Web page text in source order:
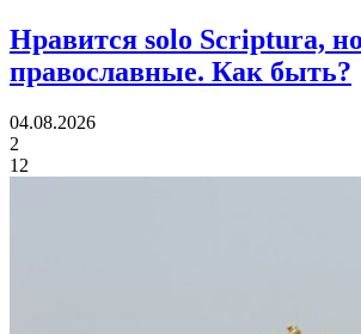
Нравится solo Scriptura,
православные. Как быть?
04.08.2026
2
12